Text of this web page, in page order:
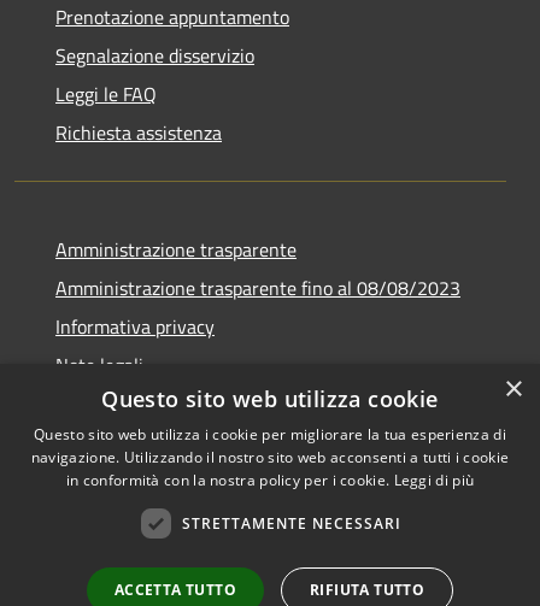
Prenotazione appuntamento
Segnalazione disservizio
Leggi le FAQ
Richiesta assistenza
Amministrazione trasparente
Amministrazione trasparente fino al 08/08/2023
Informativa privacy
Note legali
Dichiarazione di accessibilità
Copyright © 2026 • Comune di
Municipium•
Accesso
×
Questo sito web utilizza cookie
Questo sito web utilizza i cookie per migliorare la tua esperienza di
navigazione. Utilizzando il nostro sito web acconsenti a tutti i cookie
in conformità con la nostra policy per i cookie. Leggi di più
STRETTAMENTE NECESSARI
ACCETTA TUTTO RIFIUTA TUTTO